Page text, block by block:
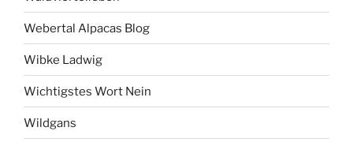
Webertal Alpacas Blog
Wibke Ladwig
Wichtigstes Wort Nein
Wildgans